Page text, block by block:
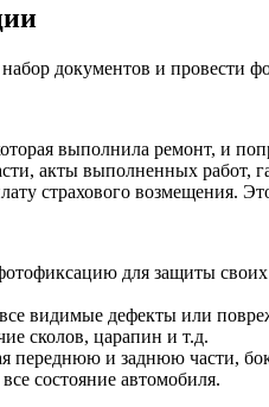
документов и провести
выполнила ремонт, и
акты выполненных работ,
страхового возмещения.
для защиты
видимые дефекты или
сколов, царапин и т.д.
переднюю и заднюю части,
состояние автомобиля.